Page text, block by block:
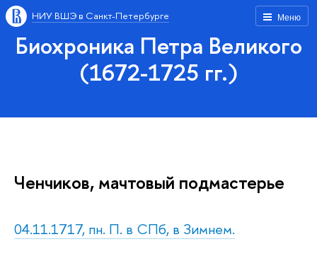
Меню
НИУ ВШЭ в Санкт-Петербурге
Биохроника Петра Великого
(1672-1725 гг.)
Ченчиков, мачтовый подмастерье
04.11.1717, пн. П. в СПб, в Зимнем.